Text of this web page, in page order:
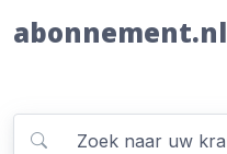
abonnement.nl